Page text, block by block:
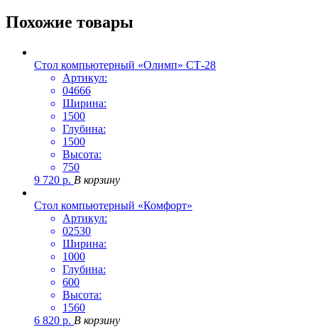
Похожие товары
Стол компьютерный «Олимп» СТ-28
Артикул:
04666
Ширина:
1500
Глубина:
1500
Высота:
750
9 720 р. В корзину
Стол компьютерный «Комфорт»
Артикул:
02530
Ширина:
1000
Глубина:
600
Высота:
1560
6 820 р. В корзину